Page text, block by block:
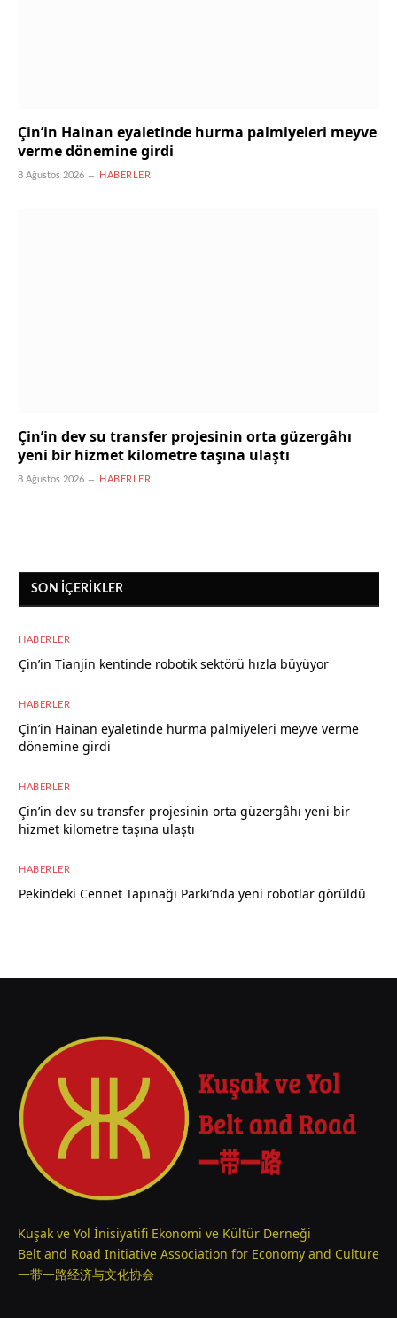
Çin’in Hainan eyaletinde hurma palmiyeleri meyve
verme dönemine girdi
8 Ağustos 2026 HABERLER
Çin’in dev su transfer projesinin orta güzergâhı
yeni bir hizmet kilometre taşına ulaştı
8 Ağustos 2026 HABERLER
SON İÇERIKLER
HABERLER
Çin’in Tianjin kentinde robotik sektörü hızla büyüyor
HABERLER
Çin’in Hainan eyaletinde hurma palmiyeleri meyve verme
dönemine girdi
HABERLER
Çin’in dev su transfer projesinin orta güzergâhı yeni bir
hizmet kilometre taşına ulaştı
HABERLER
Pekin’deki Cennet Tapınağı Parkı’nda yeni robotlar görüldü
Kuşak ve Yol İnisiyatifi Ekonomi ve Kültür Derneği
Belt and Road Initiative Association for Economy and Culture
一带一路经济与文化协会